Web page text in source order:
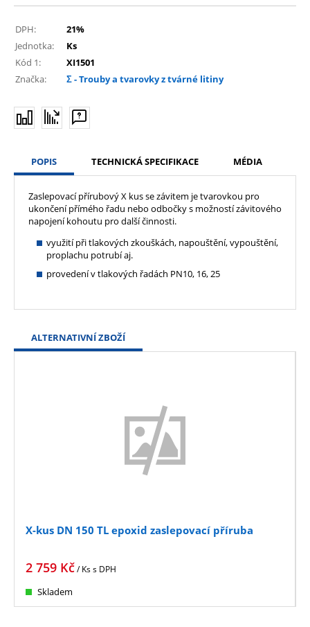
DPH:
21%
Jednotka:
Ks
Kód 1:
XI1501
Značka:
Σ - Trouby a tvarovky z tvárné litiny
POPIS TECHNICKÁ SPECIFIKACE MÉDIA
Zaslepovací přírubový X kus se závitem je tvarovkou pro
ukončení přímého řadu nebo odbočky s možností závitového
napojení kohoutu pro další činnosti.
využití při tlakových zkouškách, napouštění, vypouštění,
proplachu potrubí aj.
provedení v tlakových řadách PN10, 16, 25
ALTERNATIVNÍ ZBOŽÍ
X-kus DN 150 TL epoxid zaslepovací příruba
2 759 Kč/ Kss DPH
Skladem